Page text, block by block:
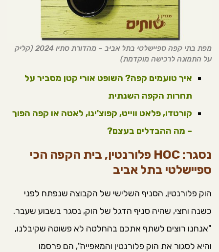
מפת בתי קפה ספיישלטי בתל אביב – מהדורת סתיו 2024 (קליק
על התמונה לרכישה מוקדמת)
איך טועמים קפה? השופט אורי קטן מסביר על
תחרות הקפה השנתית
קורטדו, פלאט ווייט, קפוצ'ינו, לאטה או קפה הפוך
– מה ההבדלים בעצם?
נסגר: HOC פלורנטין, בית הקפה הכי
ספיישלטי בתל אביב
הוק פלורנטין, הסניף השלישי של הקבוצה שנפתח לפני
כשנה וחצי, שהיה סניף הדגל של הוק, נסגר בשבוע שעבר.
"אנחנו רוצים לשתף אתכם בהחלטה לא פשוטה שקיבלנו,
והיא לסגור את הוק פלורנטין והמאפייה", הם פרסמו